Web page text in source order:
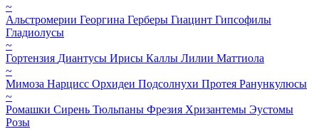
~
Альстромерии Георгина Герберы Гиацинт Гипсофилы
Гладиолусы
~
Гортензия Диантусы Ирисы Каллы Лилии Маттиола
~
Мимоза Нарцисс Орхидеи Подсолнухи Протея Ранункулюсы
~
Ромашки Сирень Тюльпаны Фрезия Хризантемы Эустомы
Розы